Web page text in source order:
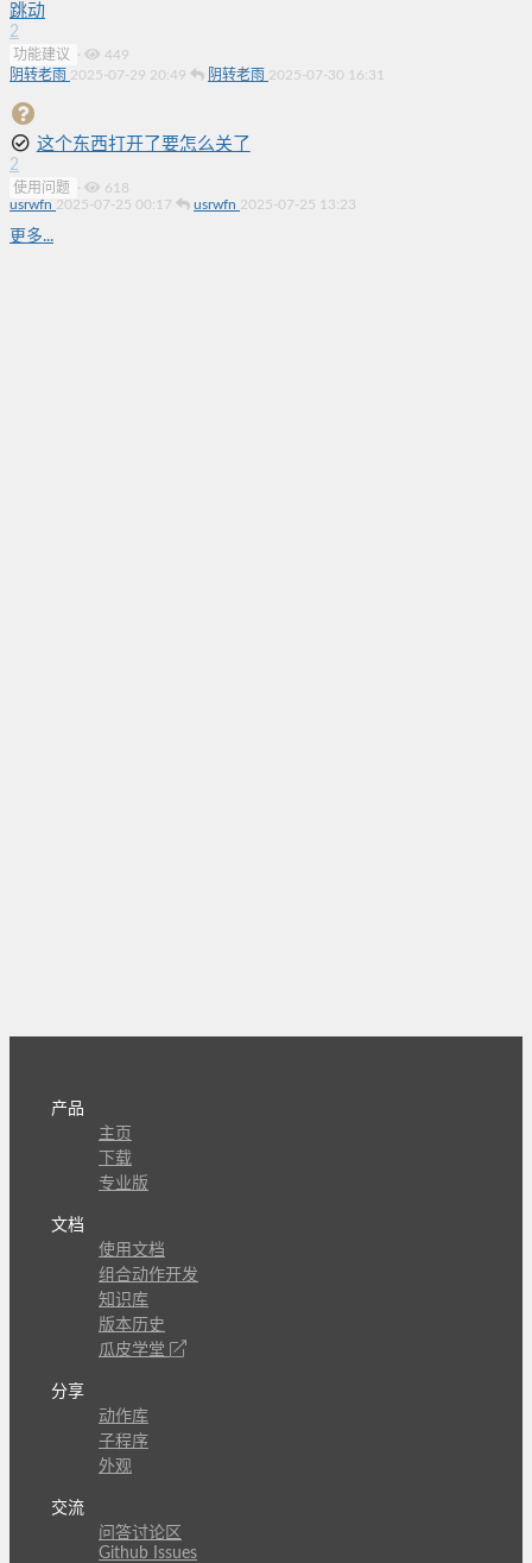
跳动
2
功能建议 ·
449
阴转老雨 2025-07-29 20:49 阴转老雨 2025-07-30 16:31
这个东西打开了要怎么关了
2
使用问题 ·
618
usrwfn 2025-07-25 00:17 usrwfn 2025-07-25 13:23
更多...
产品
主页
下载
专业版
文档
使用文档
组合动作开发
知识库
版本历史
瓜皮学堂
分享
动作库
子程序
外观
交流
问答讨论区
Github Issues